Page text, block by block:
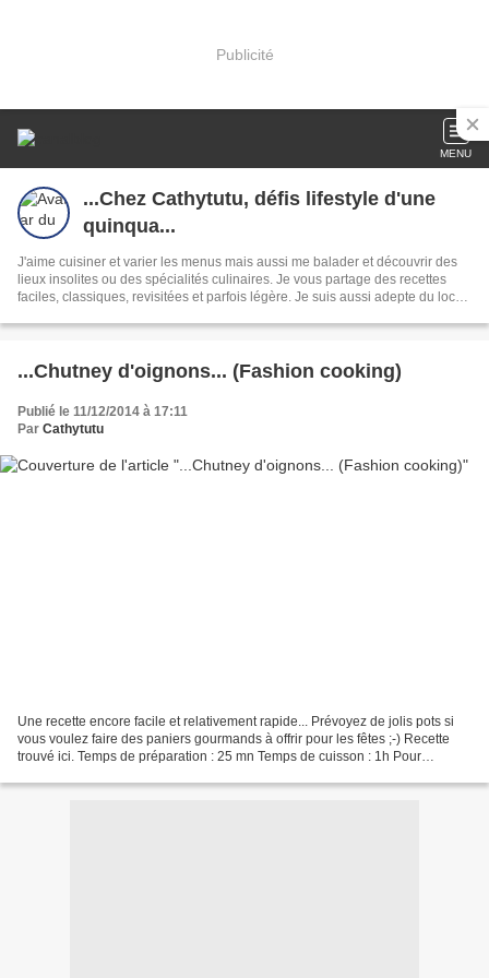
Publicité
MENU
...Chez Cathytutu, défis lifestyle d'une
quinqua...
J'aime cuisiner et varier les menus mais aussi me balader et découvrir des
lieux insolites ou des spécialités culinaires. Je vous partage des recettes
faciles, classiques, revisitées et parfois légère. Je suis aussi adepte du local,
...Chutney d'oignons... (Fashion cooking)
Publié le 11/12/2014 à 17:11
Par Cathytutu
Une recette encore facile et relativement rapide... Prévoyez de jolis pots si
vous voulez faire des paniers gourmands à offrir pour les fêtes ;-) Recette
trouvé ici. Temps de préparation : 25 mn Temps de cuisson : 1h Pour